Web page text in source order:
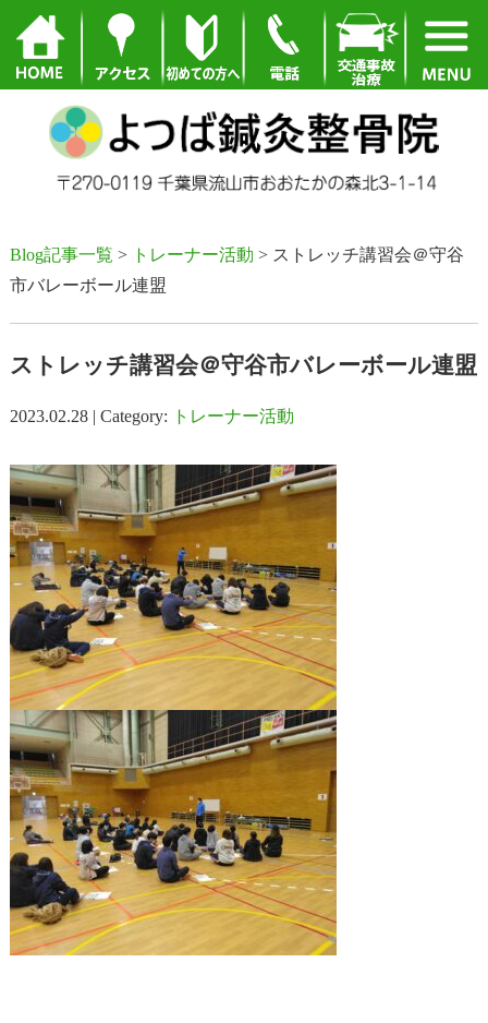
Blog記事一覧 > トレーナー活動 > ストレッチ講習会＠守谷
市バレーボール連盟
ストレッチ講習会＠守谷市バレーボール連盟
2023.02.28 | Category: トレーナー活動